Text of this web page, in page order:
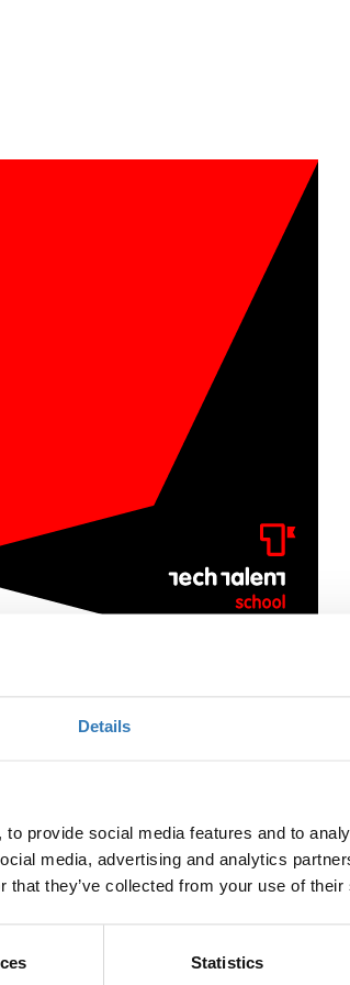
Details
provide social media features and to
media, advertising and analytics
that they’ve collected from your use of
Statistics
Η περίοδος εγγραφών
έχει λήξει.